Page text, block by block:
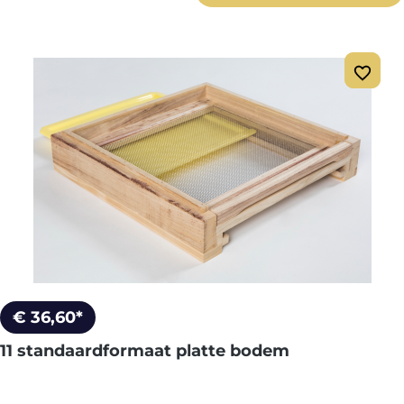
€ 36,60*
11 standaardformaat platte bodem